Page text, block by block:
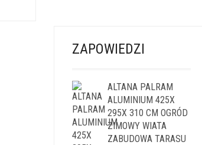
ZAPOWIEDZI
ALTANA PALRAM
ALUMINIUM 425X
295X 310 CM OGRÓD
ZIMOWY WIATA
ZABUDOWA TARASU